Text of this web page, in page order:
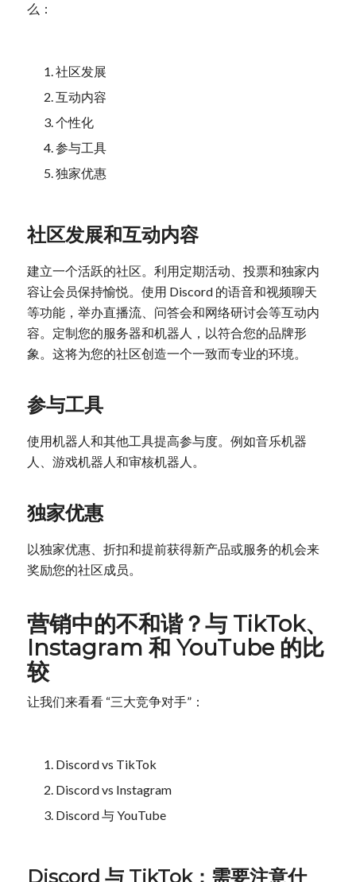
么：
社区发展
互动内容
个性化
参与工具
独家优惠
社区发展和互动内容
建立一个活跃的社区。利用定期活动、投票和独家内
容让会员保持愉悦。使用 Discord 的语音和视频聊天
等功能，举办直播流、问答会和网络研讨会等互动内
容。定制您的服务器和机器人，以符合您的品牌形
象。这将为您的社区创造一个一致而专业的环境。
参与工具
使用机器人和其他工具提高参与度。例如音乐机器
人、游戏机器人和审核机器人。
独家优惠
以独家优惠、折扣和提前获得新产品或服务的机会来
奖励您的社区成员。
营销中的不和谐？与 TikTok、
Instagram 和 YouTube 的比
较
让我们来看看 “三大竞争对手”：
Discord vs TikTok
Discord vs Instagram
Discord 与 YouTube
Discord 与 TikTok：需要注意什